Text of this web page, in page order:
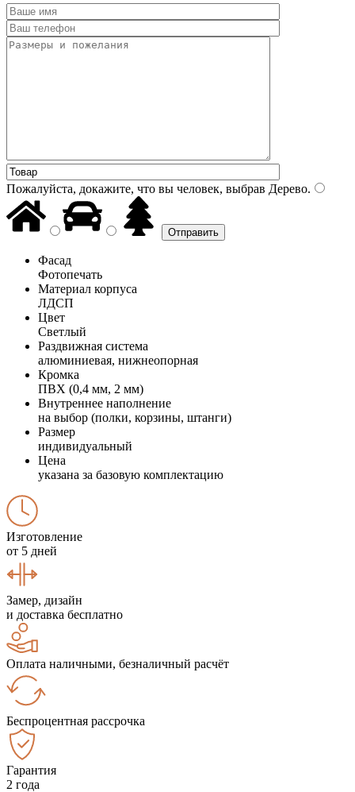
Пожалуйста, докажите, что вы человек, выбрав Дерево.
Фасад
Фотопечать
Материал корпуса
ЛДСП
Цвет
Светлый
Раздвижная система
алюминиевая, нижнеопорная
Кромка
ПВХ (0,4 мм, 2 мм)
Внутреннее наполнение
на выбор (полки, корзины, штанги)
Размер
индивидуальный
Цена
указана за базовую комплектацию
Изготовление
от 5 дней
Замер, дизайн
и доставка бесплатно
Оплата наличными, безналичный расчёт
Беспроцентная рассрочка
Гарантия
2 года